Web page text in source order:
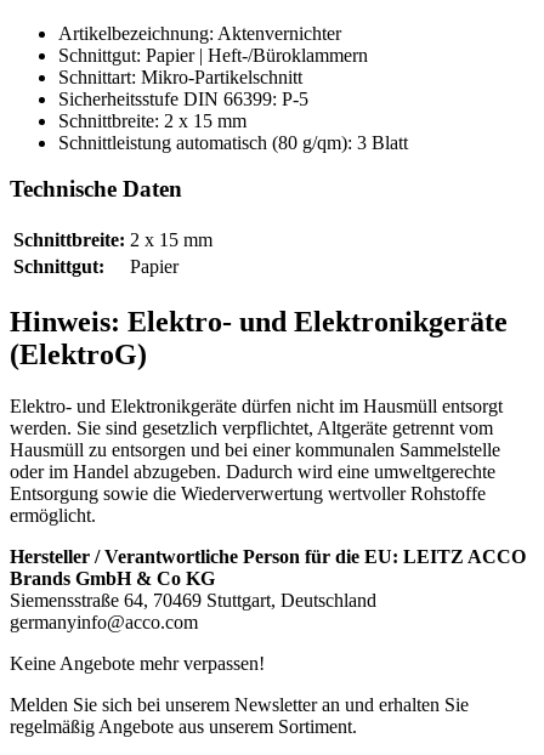
Artikelbezeichnung: Aktenvernichter
Schnittgut: Papier | Heft-/Büroklammern
Schnittart: Mikro-Partikelschnitt
Sicherheitsstufe DIN 66399: P-5
Schnittbreite: 2 x 15 mm
Schnittleistung automatisch (80 g/qm): 3 Blatt
Technische Daten
Schnittbreite: 2 x 15 mm
Schnittgut:
Papier
Hinweis: Elektro- und Elektronikgeräte
(ElektroG)
Elektro- und Elektronikgeräte dürfen nicht im Hausmüll entsorgt
werden. Sie sind gesetzlich verpflichtet, Altgeräte getrennt vom
Hausmüll zu entsorgen und bei einer kommunalen Sammelstelle
oder im Handel abzugeben. Dadurch wird eine umweltgerechte
Entsorgung sowie die Wiederverwertung wertvoller Rohstoffe
ermöglicht.
Hersteller / Verantwortliche Person für die EU: LEITZ ACCO
Brands GmbH & Co KG
Siemensstraße 64, 70469 Stuttgart, Deutschland
germanyinfo@acco.com
Keine Angebote mehr verpassen!
Melden Sie sich bei unserem Newsletter an und erhalten Sie
regelmäßig Angebote aus unserem Sortiment.